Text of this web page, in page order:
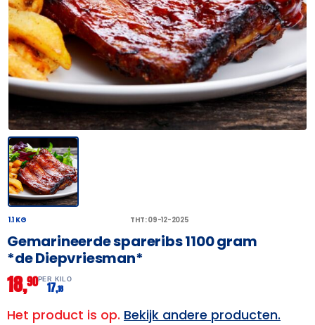
1.1 KG THT: 09-12-2025
Gemarineerde spareribs 1100 gram
*de Diepvriesman*
18,90PER KILO
17,18
Het product is op. Bekijk andere producten.